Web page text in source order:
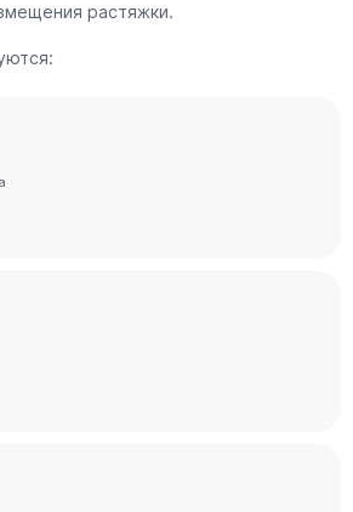
растяжки.